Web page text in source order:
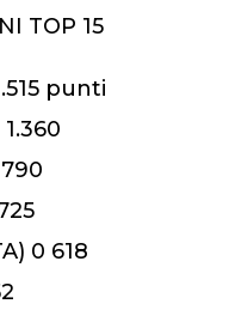
TOP 15
punti
0 618